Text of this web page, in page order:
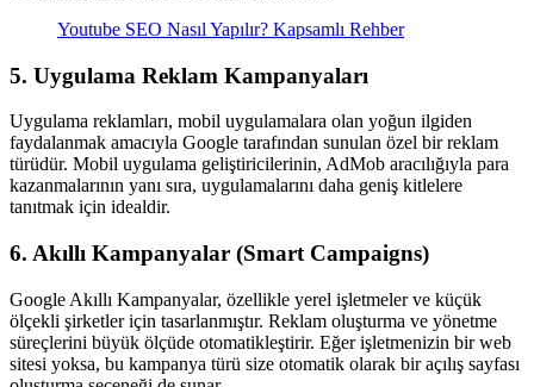
Youtube SEO Nasıl Yapılır? Kapsamlı Rehber
5. Uygulama Reklam Kampanyaları
Uygulama reklamları, mobil uygulamalara olan yoğun ilgiden
faydalanmak amacıyla Google tarafından sunulan özel bir reklam
türüdür. Mobil uygulama geliştiricilerinin, AdMob aracılığıyla para
kazanmalarının yanı sıra, uygulamalarını daha geniş kitlelere
tanıtmak için idealdir.
6. Akıllı Kampanyalar (Smart Campaigns)
Google Akıllı Kampanyalar, özellikle yerel işletmeler ve küçük
ölçekli şirketler için tasarlanmıştır. Reklam oluşturma ve yönetme
süreçlerini büyük ölçüde otomatikleştirir. Eğer işletmenizin bir web
sitesi yoksa, bu kampanya türü size otomatik olarak bir açılış sayfası